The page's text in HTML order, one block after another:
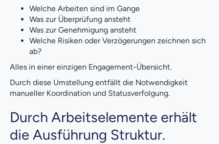
Welche Arbeiten sind im Gange
Was zur Überprüfung ansteht
Was zur Genehmigung ansteht
Welche Risiken oder Verzögerungen zeichnen sich
ab?
Alles in einer einzigen Engagement-Übersicht.
Durch diese Umstellung entfällt die Notwendigkeit
manueller Koordination und Statusverfolgung.
Durch Arbeitselemente erhält
die Ausführung Struktur.